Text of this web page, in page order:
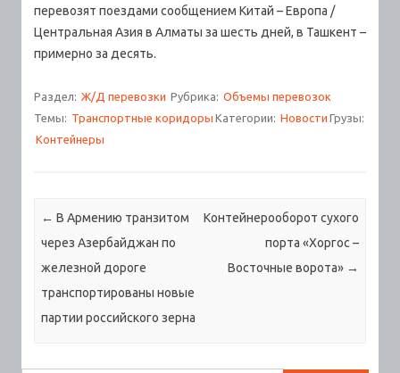
перевозят поездами сообщением Китай – Европа /
Центральная Азия в Алматы за шесть дней, в Ташкент –
примерно за десять.
Раздел: Ж/Д перевозки Рубрика: Объемы перевозок
Темы: Транспортные коридоры Категории: Новости Грузы:
Контейнеры
Навигация по записям
← В Армению транзитом
через Азербайджан по
железной дороге
транспортированы новые
партии российского зерна
Контейнерооборот сухого
порта «Хоргос –
Восточные ворота» →